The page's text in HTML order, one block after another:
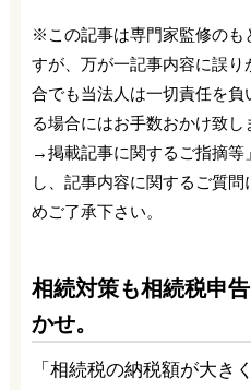
※この記事は専門家監修のも
すが、万が一記事内容に誤
合でも当法人は一切責任を
る場合にはお手数おかけ致し
→掲載記事に関するご指摘等
し、記事内容に関するご質
めご了承下さい。
相続対策も相続税申
かせ。
「相続税の納税額が大き